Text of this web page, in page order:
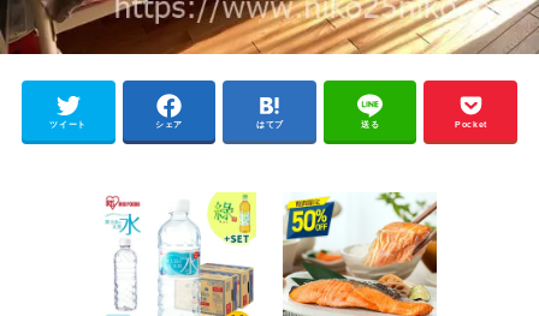
ツイート シェア はてブ 送る Pocket